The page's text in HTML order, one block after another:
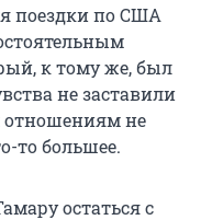
поездки по США
к тому же, был
не заставили
отношениям не
то большее.
остаться с